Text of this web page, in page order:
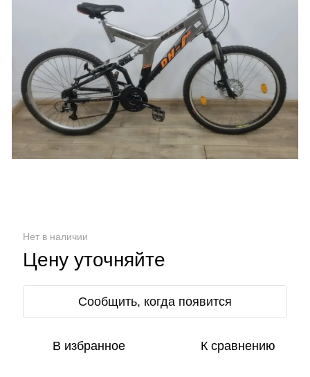
Нет в наличии
Цену уточняйте
Сообщить, когда появится
В избранное К сравнению